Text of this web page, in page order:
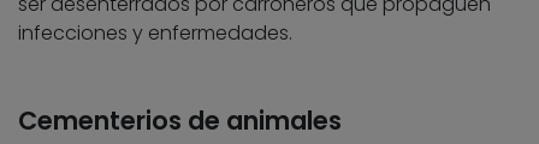
infecciones y enfermedades.
Cementerios de animales